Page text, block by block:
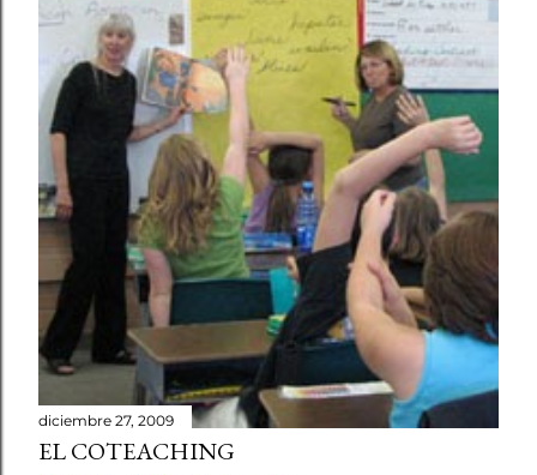
Seguí revisando. Cuentos y fábulas de primaria, cuentos y
ensayos de secundaria. Luego contrasté mis sospechas
con varias herramientas de inteligencia artificial. El
diagnóstico se repetía: demasiado sintético, demasiado
perfecto. Y aquí quiero ser honesto: ningún detector es
infalible, y no pondría las manos al fuego por cada caso
individual. Pe...
diciembre 27, 2009
EL COTEACHING